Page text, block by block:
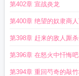
人工果实
海贼王吃果实的人
样凯多的恶魔果实成了凯
吃两颗果实凯多人造恶魔
第402章 宣战炎龙
第400章 绝望的奴隶商
第398章 赶来的敌人厮
第396章 在怒火中忏悔吧
第394章 重回芍奇的敲